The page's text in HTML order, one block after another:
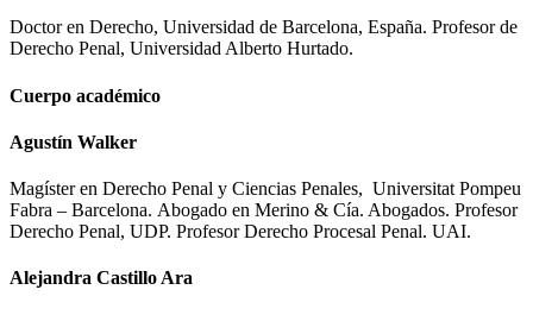
Doctor en Derecho, Universidad de Barcelona, España. Profesor de
Derecho Penal, Universidad Alberto Hurtado.
Cuerpo académico
Agustín Walker
Magíster en Derecho Penal y Ciencias Penales, Universitat Pompeu
Fabra – Barcelona. Abogado en Merino & Cía. Abogados. Profesor
Derecho Penal, UDP. Profesor Derecho Procesal Penal. UAI.
Alejandra Castillo Ara